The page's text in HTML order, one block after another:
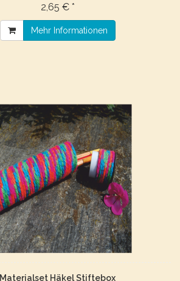
2,65 € *
Mehr Informationen
Materialset Häkel Stiftebox